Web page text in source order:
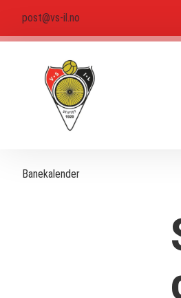
post@vs-il.no
Banekalender